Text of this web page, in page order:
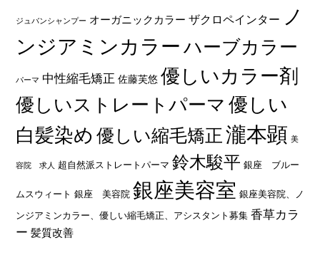
ジュバンシャンプー オーガニックカラー ザクロペインター
ノ
ンジアミンカラー ハーブカラー
パーマ 中性縮毛矯正 佐藤芙悠 優しいカラー剤
優しいストレートパーマ 優しい
白髪染め 優しい縮毛矯正 瀧本顕 美
容院 求人 超自然派ストレートパーマ 鈴木駿平 銀座 ブルー
ムスウィート 銀座 美容院 銀座美容室 銀座美容院、ノ
ンジアミンカラー、優しい縮毛矯正、アシスタント募集 香草カラ
ー 髪質改善